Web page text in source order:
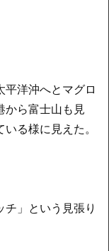
平洋沖へとマグロ
から富士山も見
る様に見えた。
」という見張り